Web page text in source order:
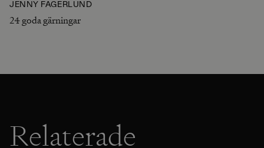
JENNY FAGERLUND
24 goda gärningar
Relaterade